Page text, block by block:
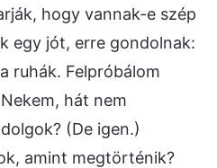
hogy vannak-e szép
egy jót, erre gondolnak:
ruhák. Felpróbálom
hát nem
(De igen.)
amint megtörténik?